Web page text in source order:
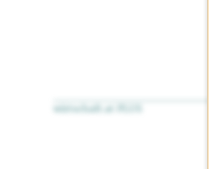
wirtschaft.at PLUS